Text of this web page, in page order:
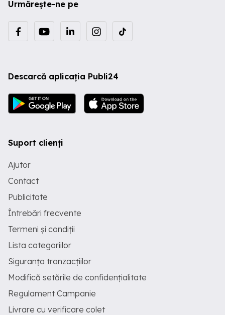
Urmărește-ne pe
Descarcă aplicația Publi24
Suport clienți
Ajutor
Contact
Publicitate
Întrebări frecvente
Termeni și condiții
Lista categoriilor
Siguranța tranzacțiilor
Modifică setările de confidențialitate
Regulament Campanie
Livrare cu verificare colet